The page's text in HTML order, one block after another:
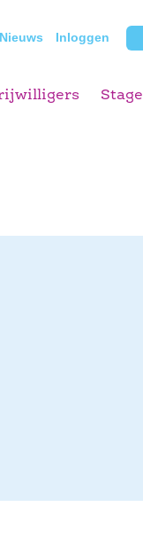
Nieuws Inloggen
Stage